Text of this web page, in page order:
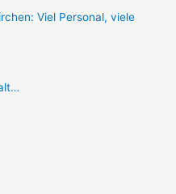
Viel Personal, viele